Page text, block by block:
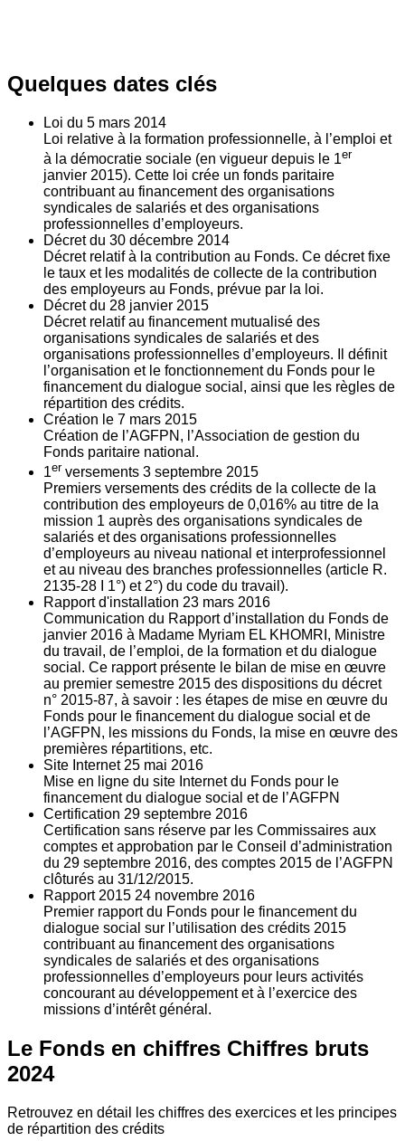
Quelques dates clés
Loi du 5 mars 2014
Loi relative à la formation professionnelle, à l’emploi et
à la démocratie sociale (en vigueur depuis le 1er
janvier 2015). Cette loi crée un fonds paritaire
contribuant au financement des organisations
syndicales de salariés et des organisations
professionnelles d’employeurs.
Décret du 30 décembre 2014
Décret relatif à la contribution au Fonds. Ce décret fixe
le taux et les modalités de collecte de la contribution
des employeurs au Fonds, prévue par la loi.
Décret du 28 janvier 2015
Décret relatif au financement mutualisé des
organisations syndicales de salariés et des
organisations professionnelles d’employeurs. Il définit
l’organisation et le fonctionnement du Fonds pour le
financement du dialogue social, ainsi que les règles de
répartition des crédits.
Création le 7 mars 2015
Création de l’AGFPN, l’Association de gestion du
Fonds paritaire national.
1er versements 3 septembre 2015
Premiers versements des crédits de la collecte de la
contribution des employeurs de 0,016% au titre de la
mission 1 auprès des organisations syndicales de
salariés et des organisations professionnelles
d’employeurs au niveau national et interprofessionnel
et au niveau des branches professionnelles (article R.
2135‐28 I 1°) et 2°) du code du travail).
Rapport d'installation 23 mars 2016
Communication du Rapport d’installation du Fonds de
janvier 2016 à Madame Myriam EL KHOMRI, Ministre
du travail, de l’emploi, de la formation et du dialogue
social. Ce rapport présente le bilan de mise en œuvre
au premier semestre 2015 des dispositions du décret
n° 2015-87, à savoir : les étapes de mise en œuvre du
Fonds pour le financement du dialogue social et de
l’AGFPN, les missions du Fonds, la mise en œuvre des
premières répartitions, etc.
Site Internet 25 mai 2016
Mise en ligne du site Internet du Fonds pour le
financement du dialogue social et de l’AGFPN
Certification 29 septembre 2016
Certification sans réserve par les Commissaires aux
comptes et approbation par le Conseil d’administration
du 29 septembre 2016, des comptes 2015 de l’AGFPN
clôturés au 31/12/2015.
Rapport 2015 24 novembre 2016
Premier rapport du Fonds pour le financement du
dialogue social sur l’utilisation des crédits 2015
contribuant au financement des organisations
syndicales de salariés et des organisations
professionnelles d’employeurs pour leurs activités
concourant au développement et à l’exercice des
missions d’intérêt général.
Le Fonds en chiffres Chiffres bruts
2024
Retrouvez en détail les chiffres des exercices et les principes
de répartition des crédits